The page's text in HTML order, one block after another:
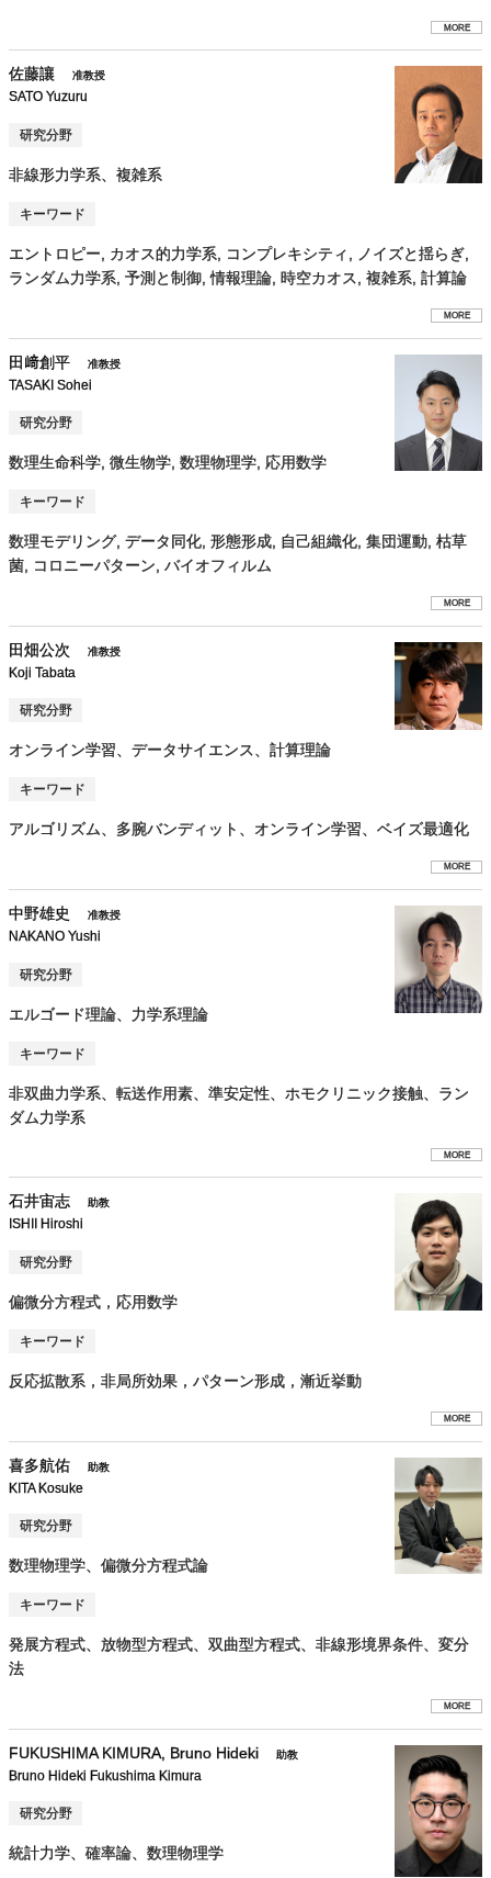
MORE
佐藤讓 准教授
SATO Yuzuru
研究分野
非線形力学系、複雑系
キーワード
エントロピー, カオス的力学系, コンプレキシティ, ノイズと揺らぎ,
ランダム力学系, 予測と制御, 情報理論, 時空カオス, 複雑系, 計算論
MORE
田﨑創平 准教授
TASAKI Sohei
研究分野
数理生命科学, 微生物学, 数理物理学, 応用数学
キーワード
数理モデリング, データ同化, 形態形成, 自己組織化, 集団運動, 枯草
菌, コロニーパターン, バイオフィルム
MORE
田畑公次 准教授
Koji Tabata
研究分野
オンライン学習、データサイエンス、計算理論
キーワード
アルゴリズム、多腕バンディット、オンライン学習、ベイズ最適化
MORE
中野雄史 准教授
NAKANO Yushi
研究分野
エルゴード理論、力学系理論
キーワード
非双曲力学系、転送作用素、準安定性、ホモクリニック接触、ラン
ダム力学系
MORE
石井宙志 助教
ISHII Hiroshi
研究分野
偏微分方程式，応用数学
キーワード
反応拡散系，非局所効果，パターン形成，漸近挙動
MORE
喜多航佑 助教
KITA Kosuke
研究分野
数理物理学、偏微分方程式論
キーワード
発展方程式、放物型方程式、双曲型方程式、非線形境界条件、変分
法
MORE
FUKUSHIMA KIMURA, Bruno Hideki 助教
Bruno Hideki Fukushima Kimura
研究分野
統計力学、確率論、数理物理学